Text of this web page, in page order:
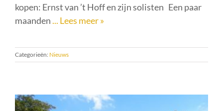
kopen: Ernst van ’t Hoff en zijn solisten Een paar
maanden ... Lees meer »
Categorieën: Nieuws